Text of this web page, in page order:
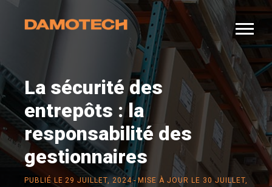
La sécurité des
entrepôts : la
responsabilité des
gestionnaires
PUBLIÉ LE 29 JUILLET, 2024- MISE À JOUR LE 30 JUILLET,